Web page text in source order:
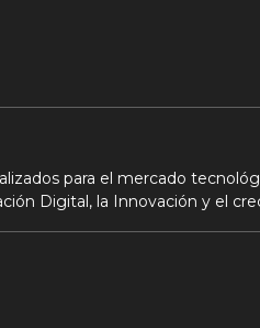
para el mercado
Digital, la Innovación y el